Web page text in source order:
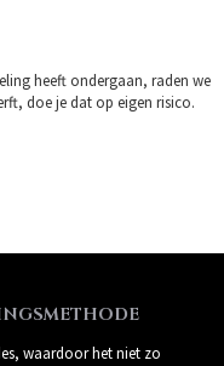
heeft ondergaan, raden we
doe je dat op eigen risico.
waardoor het niet zo